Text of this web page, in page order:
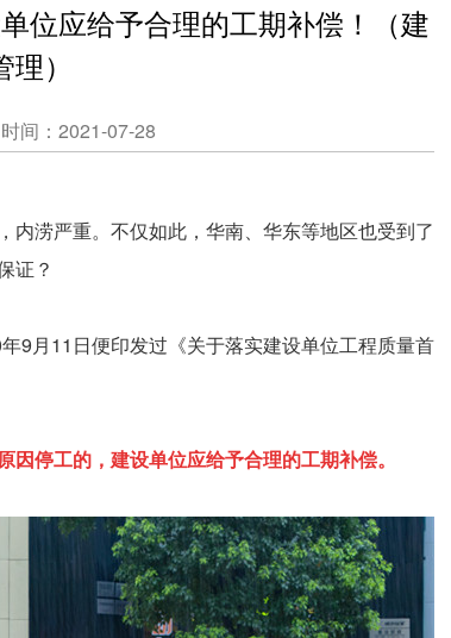
位应给予合理的工期补偿！（建
）
时间：2021-07-28
涝严重。不仅如此，华南、华东等地区也受到了
证？
9月11日便印发过《关于落实建设单位工程质量首
停工的，建设单位应给予合理的工期补偿。